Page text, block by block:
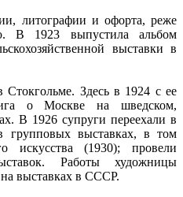
литографии и офорта, реже
В 1923 выпустила альбом
выставки в
Здесь в 1924 с ее
о Москве на шведском,
В 1926 супруги переехали в
групповых выставках, в том
искусства (1930); провели
Работы художницы
выставках в СССР.